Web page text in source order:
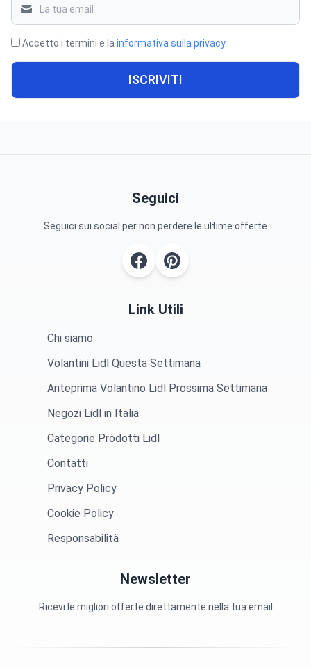
Accetto i termini e la informativa sulla privacy.
ISCRIVITI
Seguici
Seguici sui social per non perdere le ultime offerte
Link Utili
Chi siamo
Volantini Lidl Questa Settimana
Anteprima Volantino Lidl Prossima Settimana
Negozi Lidl in Italia
Categorie Prodotti Lidl
Contatti
Privacy Policy
Cookie Policy
Responsabilità
Newsletter
Ricevi le migliori offerte direttamente nella tua email